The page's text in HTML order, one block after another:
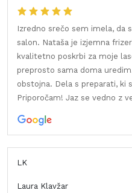
Izredno srečo sem imela, da
salon. Nataša je izjemna
kvalitetno poskrbi za moje
preprosto sama doma
obstojna. Dela s preparati, ki
Priporočam! Jaz se vedno z
LK
Laura Klavžar